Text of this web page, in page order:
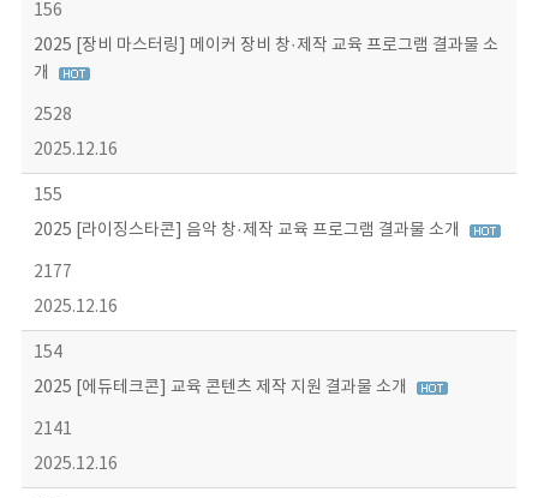
156
2025 [장비 마스터링] 메이커 장비 창·제작 교육 프로그램 결과물 소
개
2528
2025.12.16
155
2025 [라이징스타콘] 음악 창·제작 교육 프로그램 결과물 소개
2177
2025.12.16
154
2025 [에듀테크콘] 교육 콘텐츠 제작 지원 결과물 소개
2141
2025.12.16